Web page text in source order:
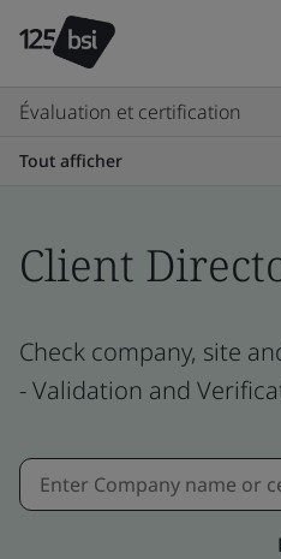
Évaluation et certification
Tout afficher
Client
Check company, site
- Validation and